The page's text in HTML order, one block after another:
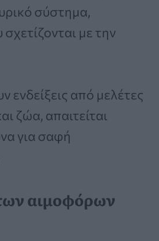
σύστημα,
με την
ενδείξεις από μελέτες
ζώα, απαιτείται
για σαφή
αιμοφόρων